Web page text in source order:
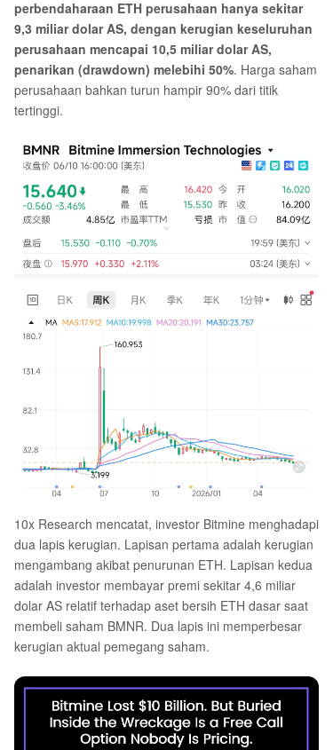
perbendaharaan ETH perusahaan hanya sekitar
9,3 miliar dolar AS, dengan kerugian keseluruhan
perusahaan mencapai 10,5 miliar dolar AS,
penarikan (drawdown) melebihi 50%. Harga saham
perusahaan bahkan turun hampir 90% dari titik
tertinggi.
10x Research mencatat, investor Bitmine menghadapi
dua lapis kerugian. Lapisan pertama adalah kerugian
mengambang akibat penurunan ETH. Lapisan kedua
adalah investor membayar premi sekitar 4,6 miliar
dolar AS relatif terhadap aset bersih ETH dasar saat
membeli saham BMNR. Dua lapis ini memperbesar
kerugian aktual pemegang saham.